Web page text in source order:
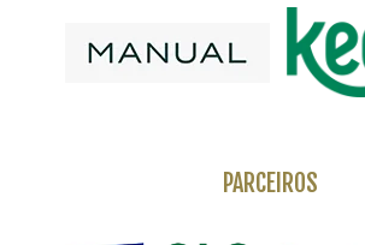
PARCEIROS